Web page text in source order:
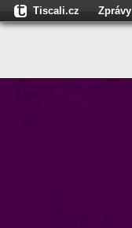
Tiscali.cz Zprávy